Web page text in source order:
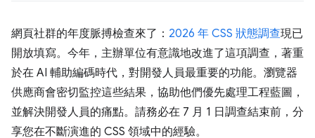
網頁社群的年度脈搏檢查來了： 2026 年 CSS 狀態調查現已
開放填寫。今年，主辦單位有意識地改進了這項調查，著重
於在 AI 輔助編碼時代，對開發人員最重要的功能。瀏覽器
供應商會密切監控這些結果，協助他們優先處理工程藍圖，
並解決開發人員的痛點。請務必在 7 月 1 日調查結束前，分
享您在不斷演進的 CSS 領域中的經驗。